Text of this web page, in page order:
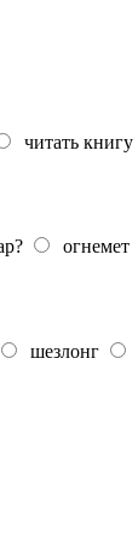
читать книгу
огнемет
шезлонг